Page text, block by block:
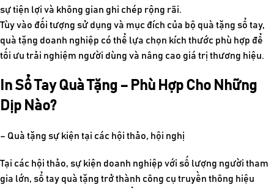
sự tiện lợi và không gian ghi chép rộng rãi.
Tùy vào đối tượng sử dụng và mục đích của bộ quà tặng sổ tay,
quà tặng doanh nghiệp có thể lựa chọn kích thước phù hợp để
tối ưu trải nghiệm người dùng và nâng cao giá trị thương hiệu.
In Sổ Tay Quà Tặng – Phù Hợp Cho Những
Dịp Nào?
– Quà tặng sự kiện tại các hội thảo, hội nghị
Tại các hội thảo, sự kiện doanh nghiệp với số lượng người tham
gia lớn, sổ tay quà tặng trở thành công cụ truyền thông hiệu